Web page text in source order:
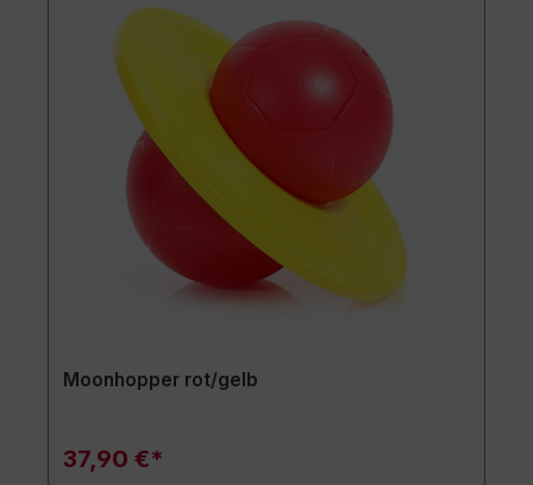
Moonhopper rot/gelb
37,90 €*